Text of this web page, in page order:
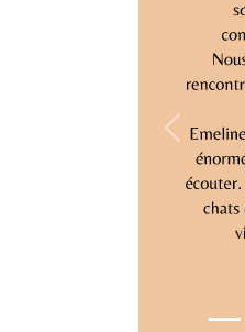
Previous